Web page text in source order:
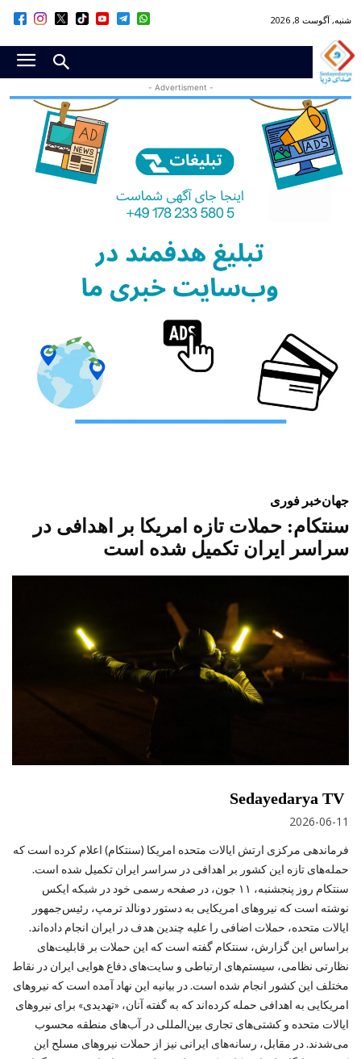
شنبه, آگوست 8, 2026
- Advertisment -
جهانخبر فوری
سنتکام: حملات تازه امریکا بر اهدافی در
سراسر ایران تکمیل شده است
Sedayedarya TV
2026-06-11
فرماندهی مرکزی ارتش ایالات متحده امریکا (سنتکام) اعلام کرده است که
حمله‌های تازه این کشور بر اهدافی در سراسر ایران تکمیل شده است.
سنتکام روز پنجشنبه، ۱۱ جون، در صفحه رسمی خود در شبکه ایکس
نوشته است که نیروهای امریکایی به دستور دونالد ترمپ، رئیس‌جمهور
ایالات متحده، حملات اضافی را علیه چندین هدف در ایران انجام داده‌اند.
براساس این گزارش، سنتکام گفته است که این حملات بر قابلیت‌های
نظارتی نظامی، سیستم‌های ارتباطی و سایت‌های دفاع هوایی ایران در نقاط
مختلف این کشور انجام شده است. در بیانیه این نهاد آمده است که نیروهای
امریکایی به اهدافی حمله کرده‌اند که به گفته آنان، «تهدیدی» برای نیروهای
ایالات متحده و کشتی‌های تجاری بین‌المللی در آب‌های منطقه محسوب
می‌شدند. در مقابل، رسانه‌های ایرانی نیز از حملات نیروهای مسلح این